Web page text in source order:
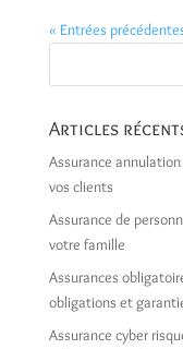
« Entrées
Articles
Assurance
vos clients
Assurance de
votre famille
Assurances
obligations et
Assurance cyber